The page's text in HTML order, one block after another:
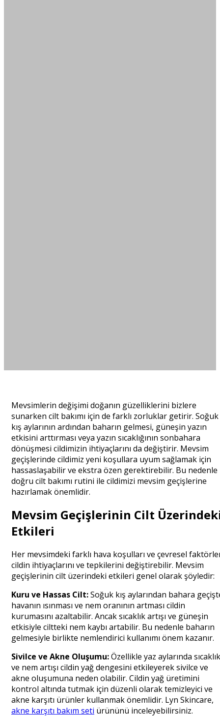
Mevsimlerin değişimi doğanın güzelliklerini bizlere
sunarken cilt bakımı için de farklı zorluklar getirir. Soğuk
kış aylarının ardından baharın gelmesi, güneşin yazın
etkisini arttırması veya yazın sıcaklığının sonbahara
dönüşmesi cildimizin ihtiyaçlarını da değiştirir. Mevsim
geçişlerinde cildimiz yeni koşullara uyum sağlamak için
hassaslaşabilir ve ekstra özen gerektirebilir. Bu nedenle
doğru cilt bakımı rutini ile cildimizi mevsim geçişlerine
hazırlamak önemlidir.
Mevsim Geçişlerinin Cilt
Etkileri
Her mevsimdeki farklı hava koşulları ve çevresel
cildin ihtiyaçlarını ve tepkilerini değiştirebilir. Mevsim
geçişlerinin cilt üzerindeki etkileri genel olarak şöyledir:
Kuru ve Hassas Cilt:Soğuk kış aylarından bahara
havanın ısınması ve nem oranının artması cildin
kurumasını azaltabilir. Ancak sıcaklık artışı ve güneşin
etkisiyle ciltteki nem kaybı artabilir. Bu nedenle baharın
gelmesiyle birlikte nemlendirici kullanımı önem kazanır.
Sivilce ve Akne Oluşumu:Özellikle yaz aylarında sıcaklık
ve nem artışı cildin yağ dengesini etkileyerek sivilce ve
akne oluşumuna neden olabilir. Cildin yağ üretimini
kontrol altında tutmak için düzenli olarak temizleyici ve
akne karşıtı ürünler kullanmak önemlidir. Lyn Skincare,
akne karşıtı bakım seti ürününü inceleyebilirsiniz.